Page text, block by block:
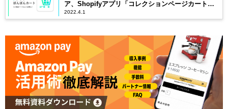
ア、Shopifyアプリ「コレクションページカート追
加アプリ｜リテリア ぽんぽんカート」をリリース
2022.4.1